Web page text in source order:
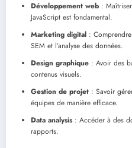
Développement web :
JavaScript est fondamental.
Marketing digital :
SEM et l’analyse des données.
Design graphique : Avoir des
contenus visuels.
Gestion de projet : Savoir
équipes de manière efficace.
Data analysis: Accéder à des
rapports.